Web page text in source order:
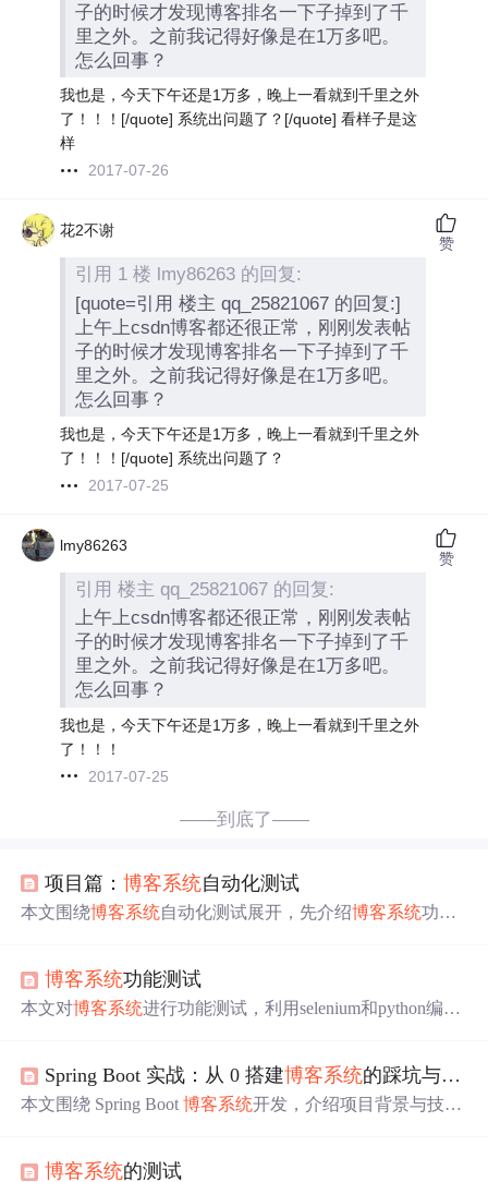
子的时候才发现博客排名一下子掉到了千
里之外。之前我记得好像是在1万多吧。
怎么回事？
我也是，今天下午还是1万多，晚上一看就到千里之外
了！！！[/quote] 系统出问题了？[/quote] 看样子是这
样
2017-07-26
花2不谢
引用 1 楼 lmy86263 的回复:
[quote=引用 楼主 qq_25821067 的回复:]
上午上csdn博客都还很正常，刚刚发表帖
子的时候才发现博客排名一下子掉到了千
里之外。之前我记得好像是在1万多吧。
怎么回事？
我也是，今天下午还是1万多，晚上一看就到千里之外
了！！！[/quote] 系统出问题了？
2017-07-25
赞
lmy86263
引用 楼主 qq_25821067 的回复:
上午上csdn博客都还很正常，刚刚发表帖
子的时候才发现博客排名一下子掉到了千
里之外。之前我记得好像是在1万多吧。
怎么回事？
我也是，今天下午还是1万多，晚上一看就到千里之外
了！！！
2017-07-25
赞
——到底了——
项目篇：博客系统自动化测试
本文围绕博客系统自动化测试展开，先介绍博客系统功能
驱动、创建对象等。最后分析
博客内容更新不便、缺少注册按钮等BUG。
博客系统功能测试
本文对博客系统进行功能测试，利用selenium和python编写
代码示例，同时指出文章总数不符、未登录可编辑博客等
项目Bug。
Spring Boot 实战：从 0 搭建博客系统的踩坑与技术拆解
本文围绕 Spring Boot博客系统开发，介绍项目背景与技术
及解决办法，解析 Java 易混淆概念，还给
博客系统的测试